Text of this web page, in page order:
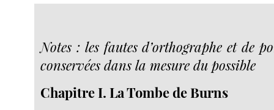
Notes : les fautes d’orthographe et de
conservées dans la mesure du possible
Chapitre I. La Tombe de Burns